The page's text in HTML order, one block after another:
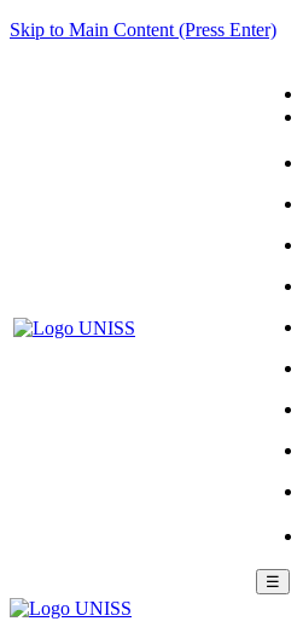
Skip to Main Content (Press Enter)
☰